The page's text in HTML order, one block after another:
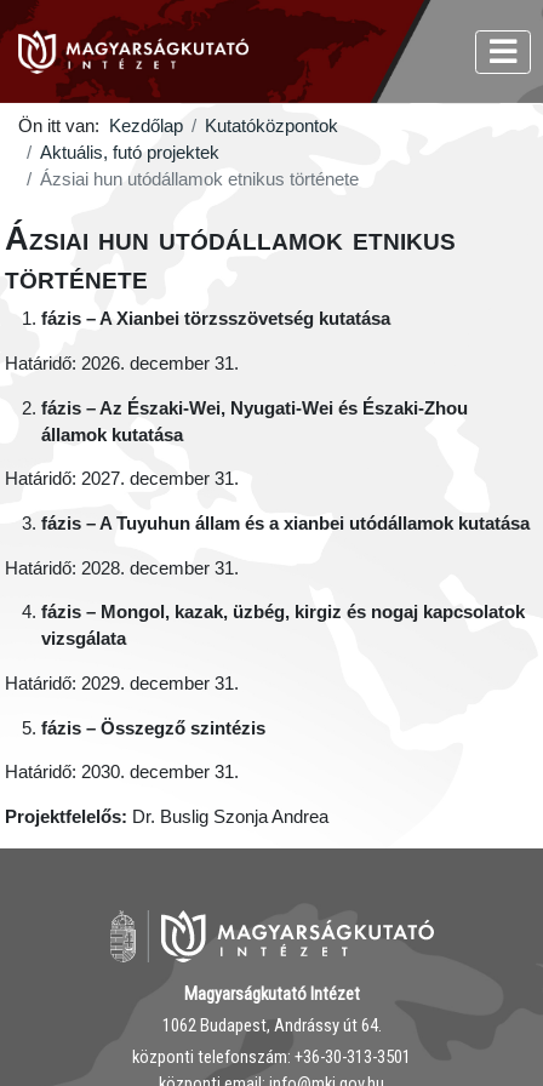
Ön itt van: Kezdőlap
Kutatóközpontok
Aktuális, futó projektek
Ázsiai hun utódállamok etnikus története
Ázsiai hun utódállamok etnikus
története
fázis – A Xianbei törzsszövetség kutatása
Határidő: 2026. december 31.
fázis – Az Északi-Wei, Nyugati-Wei és Északi-Zhou
államok kutatása
Határidő: 2027. december 31.
fázis – A Tuyuhun állam és a xianbei utódállamok kutatása
Határidő: 2028. december 31.
fázis – Mongol, kazak, üzbég, kirgiz és nogaj kapcsolatok
vizsgálata
Határidő: 2029. december 31.
fázis – Összegző szintézis
Határidő: 2030. december 31.
Projektfelelős: Dr. Buslig Szonja Andrea
Magyarságkutató Intézet
1062 Budapest, Andrássy út 64.
központi telefonszám: ‭+36-30-313-3501